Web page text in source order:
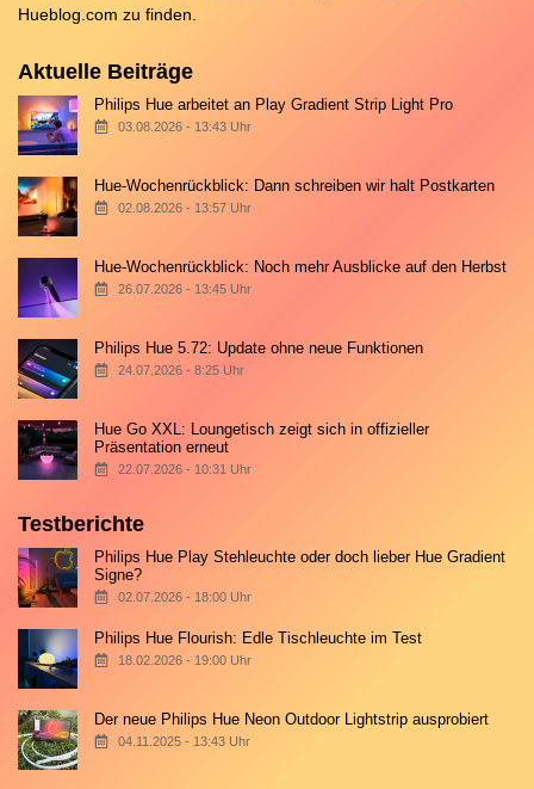
Hueblog.com zu finden.
Aktuelle Beiträge
Philips Hue arbeitet an Play Gradient Strip Light Pro
03.08.2026 - 13:43 Uhr
Hue-Wochenrückblick: Dann schreiben wir halt Postkarten
02.08.2026 - 13:57 Uhr
Hue-Wochenrückblick: Noch mehr Ausblicke auf den Herbst
26.07.2026 - 13:45 Uhr
Philips Hue 5.72: Update ohne neue Funktionen
24.07.2026 - 8:25 Uhr
Hue Go XXL: Loungetisch zeigt sich in offizieller
Präsentation erneut
22.07.2026 - 10:31 Uhr
Testberichte
Philips Hue Play Stehleuchte oder doch lieber Hue Gradient
Signe?
02.07.2026 - 18:00 Uhr
Philips Hue Flourish: Edle Tischleuchte im Test
18.02.2026 - 19:00 Uhr
Der neue Philips Hue Neon Outdoor Lightstrip ausprobiert
04.11.2025 - 13:43 Uhr